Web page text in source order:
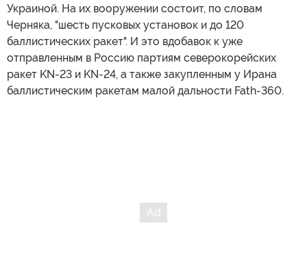
Украиной. На их вооружении состоит, по словам
Черняка, "шесть пусковых установок и до 120
баллистических ракет". И это вдобавок к уже
отправленным в Россию партиям северокорейских
ракет KN-23 и KN-24, а также закупленным у Ирана
баллистическим ракетам малой дальности Fath-360.